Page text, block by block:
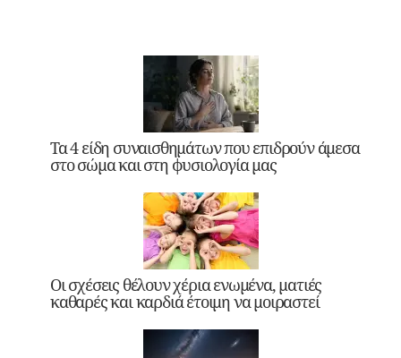
Τα 4 είδη συναισθημάτων που επιδρούν άμεσα
στο σώμα και στη φυσιολογία μας
Οι σχέσεις θέλουν χέρια ενωμένα, ματιές
καθαρές και καρδιά έτοιμη να μοιραστεί